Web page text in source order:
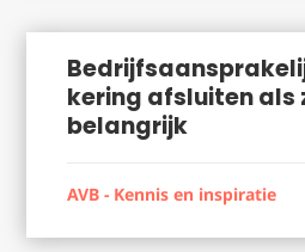
kering afsluiten als
belangrijk
AVB - Kennis en inspiratie